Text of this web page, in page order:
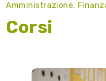
Amministrazione,
Corsi